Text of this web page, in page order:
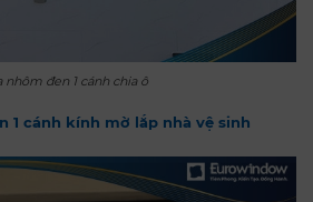
nhôm đen 1 cánh chia ô
1 cánh kính mờ lắp nhà vệ sinh